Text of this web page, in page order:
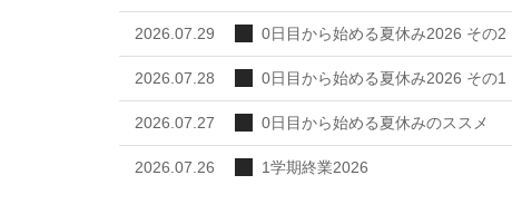
2026.07.29 0日目から始める夏休み2026 その2
2026.07.28 0日目から始める夏休み2026 その1
2026.07.27 0日目から始める夏休みのススメ
2026.07.26 1学期終業2026